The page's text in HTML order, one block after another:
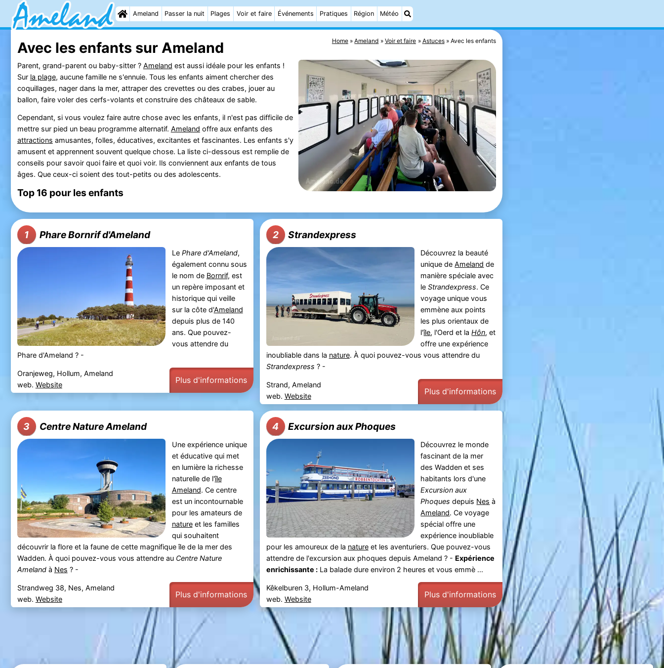
Ameland Passer la nuit Plages Voir et faire Événements Pratiques Région Météo
Home Ameland Voir et faire Astuces Avec les enfants
Avec les enfants sur Ameland
Parent, grand-parent ou baby-sitter ? Ameland est aussi idéale pour les enfants !
Sur la plage, aucune famille ne s'ennuie. Tous les enfants aiment chercher des
coquillages, nager dans la mer, attraper des crevettes ou des crabes, jouer au
ballon, faire voler des cerfs-volants et construire des châteaux de sable.
Cependant, si vous voulez faire autre chose avec les enfants, il n'est pas difficile de
mettre sur pied un beau programme alternatif. Ameland offre aux enfants des
attractions amusantes, folles, éducatives, excitantes et fascinantes. Les enfants s'y
amusent et apprennent souvent quelque chose. La liste ci-dessous est remplie de
conseils pour savoir quoi faire et quoi voir. Ils conviennent aux enfants de tous
âges. Que ceux-ci soient des tout-petits ou des adolescents.
Top 16 pour les enfants
1 Phare Bornrif d'Ameland
Le Phare d'Ameland,
également connu sous
le nom de Bornrif, est
un repère imposant et
historique qui veille
sur la côte d'Ameland
depuis plus de 140
ans. Que pouvez-
vous attendre du
Phare d'Ameland ? -
Oranjeweg, Hollum, Ameland
web. Website Plus d'informations
2 Strandexpress
Découvrez la beauté
unique deAmeland de
manière spéciale avec
leStrandexpress. Ce
voyage unique vous
emmène aux points
les plus orientaux de
l'île, l'Oerd et laHôn, et
offre une expérience
inoubliable dans la nature. À quoi pouvez-vous vous attendre du
Strandexpress ? -
Strand, Ameland
web. Website Plus d'informations
3 Centre Nature Ameland
Une expérience unique
et éducative qui met
en lumière la richesse
naturelle de l'île
Ameland. Ce centre
est un incontournable
pour les amateurs de
natureet les familles
qui souhaitent
découvrir la flore et la faune de cette magnifique île de la mer des
Wadden. À quoi pouvez-vous vous attendre au Centre Nature
Amelandà Nes ? -
Strandweg 38, Nes, Ameland
web. Website Plus d'informations
4 Excursion aux Phoques
Découvrez le monde
fascinant de la mer
des Wadden et ses
habitants lors d'une
Excursion aux
Phoques depuis Nes à
Ameland. Ce voyage
spécial offre une
expérience inoubliable
pour les amoureux de la natureet les aventuriers. Que pouvez-vous
attendre de l'excursion aux phoques depuis Ameland ? - Expérience
enrichissante :La balade dure environ 2 heures et vous emmè ...
Kêkelburen 3, Hollum-Ameland
web. Website Plus d'informations